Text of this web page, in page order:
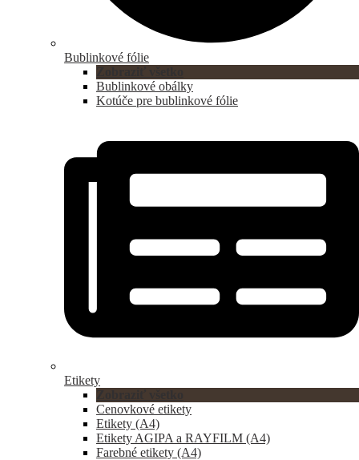
Bublinkové fólie
Bublinkové obálky
Kotúče pre bublinkové fólie
Etikety
Cenovkové etikety
Etikety (A4)
Etikety AGIPA a RAYFILM (A4)
Farebné etikety (A4)